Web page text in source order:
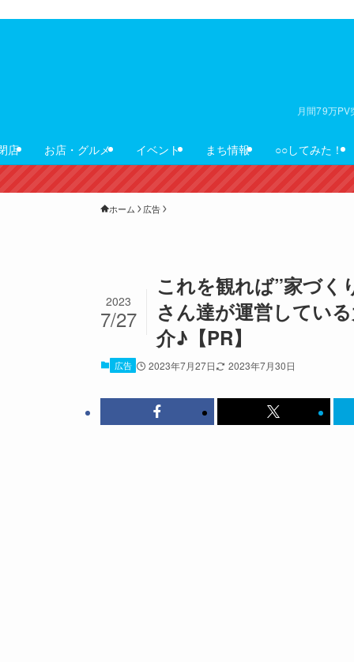
月間79万
店 お店・グルメ イベント まち情報 ○○してみた！
ホーム 広告
これを観れば”家づく
さん達が運営してい
介♪【PR】
2023
7/27
広告 2023年7月27日 2023年7月30日